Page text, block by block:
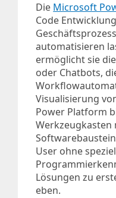
Die Microsoft
Code
automatisieren
ermöglicht sie
oder Chatbots,
Visualisierung
Power Platform
User ohne
Lösungen zu
eben.